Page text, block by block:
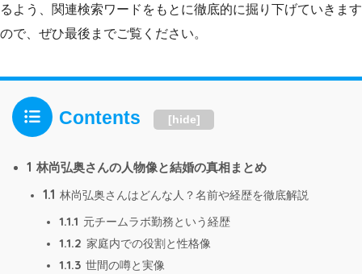
るよう、関連検索ワードをもとに徹底的に掘り下げていきます
ので、ぜひ最後までご覧ください。
Contents [hide]
1 林尚弘奥さんの人物像と結婚の真相まとめ
1.1 林尚弘奥さんはどんな人？名前や経歴を徹底解説
1.1.1 元チームラボ勤務という経歴
1.1.2 家庭内での役割と性格像
1.1.3 世間の噂と実像